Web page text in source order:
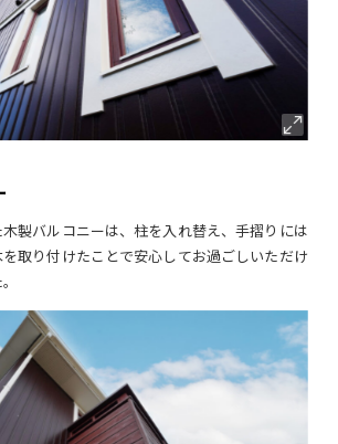
製バルコニーは、柱を入れ替え、手摺りには
取り付けたことで安心してお過ごしいただけ